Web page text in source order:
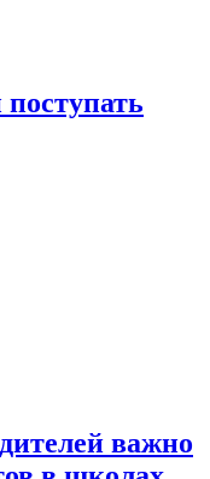
важно